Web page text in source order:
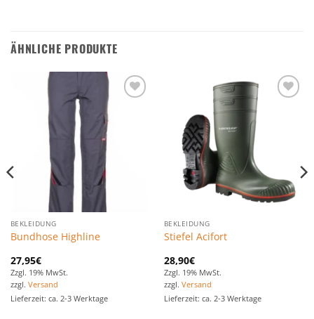
ÄHNLICHE PRODUKTE
Favoriten
hinzufügen
BEKLEIDUNG
Bundhose Highline
27,95€
Zzgl. 19% MwSt.
zzgl. Versand
Lieferzeit: ca. 2-3 Werktage
hinzufügen
BEKLEIDUNG
Stiefel Acifort
28,90€
Zzgl. 19% MwSt.
zzgl. Versand
Lieferzeit: ca. 2-3 Werktage